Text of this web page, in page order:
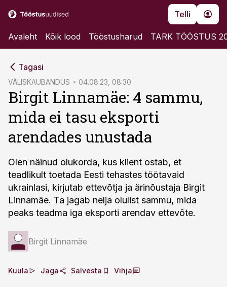
Telli
Avaleht Kõik lood Tööstusharud TARK TÖÖSTUS
Tagasi
VÄLISKAUBANDUS 04.08.23, 08:30
Birgit Linnamäe: 4 sammu,
mida ei tasu eksporti
arendades unustada
Olen näinud olukorda, kus klient ostab, et
teadlikult toetada Eesti tehastes töötavaid
ukrainlasi, kirjutab ettevõtja ja ärinõustaja Birgit
Linnamäe. Ta jagab nelja olulist sammu, mida
peaks teadma iga eksporti arendav ettevõte.
Birgit Linnamäe
Kuula Jaga Salvesta Vihja